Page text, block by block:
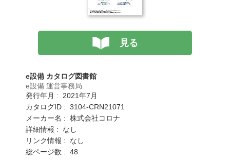
見る
e設備 カタログ図書館
e設備 運営事務局
発行年月 : 2021年7月
カタログID : 3104-CRN21071
メーカー名 : 株式会社コロナ
詳細情報 : なし
リンク情報 : なし
総ページ数 : 48